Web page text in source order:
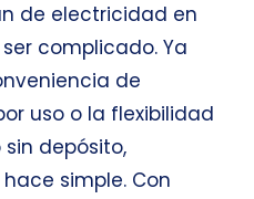
de electricidad en
complicado. Ya
de
uso o la flexibilidad
depósito,
simple. Con